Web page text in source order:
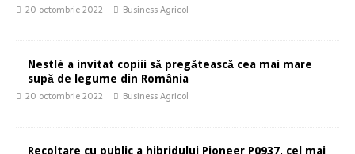
20 octombrie 2022 Business Agricol
Nestlé a invitat copiii să pregătească cea mai mare
supă de legume din România
20 octombrie 2022 Business Agricol
Recoltare cu public a hibridului Pioneer P0937, cel mai